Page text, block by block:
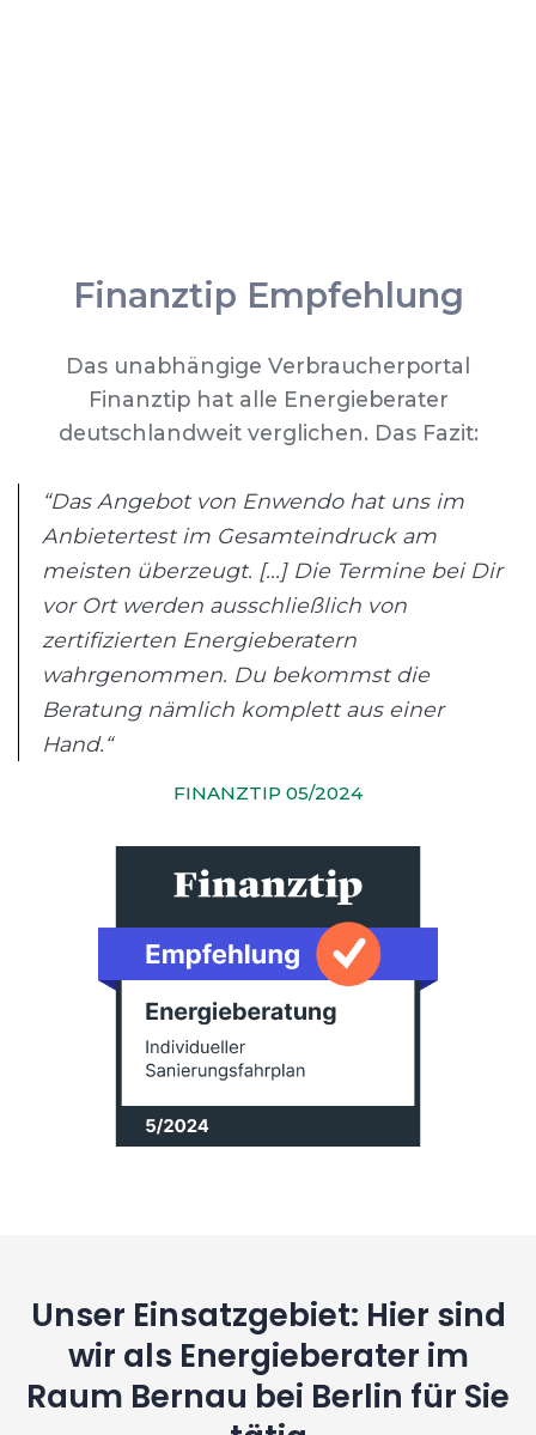
Finanztip Empfehlung
Das unabhängige Verbraucherportal
Finanztip hat alle Energieberater
deutschlandweit verglichen. Das Fazit:
“Das Angebot von Enwendo hat uns im
Anbietertest im Gesamteindruck am
meisten überzeugt. [...] Die Termine bei Dir
vor Ort werden ausschließlich von
zertifizierten Energieberatern
wahrgenommen. Du bekommst die
Beratung nämlich komplett aus einer
Hand.“
FINANZTIP 05/2024
Unser Einsatzgebiet: Hier sind
wir als Energieberater im
Raum Bernau bei Berlin für Sie